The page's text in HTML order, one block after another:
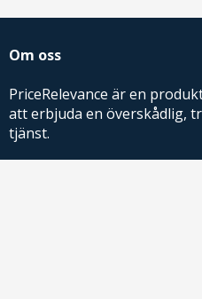
Om oss
PriceRelevance är en
att erbjuda en överskådlig,
tjänst.
PriceRelevance ägs och